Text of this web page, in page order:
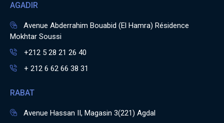
AGADIR
Avenue Abderrahim Bouabid (El Hamra) Résidence
Mokhtar Soussi
+212 5 28 21 26 40
+ 212 6 62 66 38 31
RABAT
Avenue Hassan II, Magasin 3(221) Agdal